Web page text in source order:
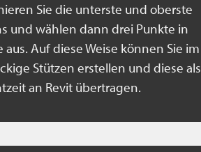
Sie die unterste und oberste
und wählen dann drei Punkte in
Auf diese Weise können Sie im
Stützen erstellen und diese als
an Revit übertragen.